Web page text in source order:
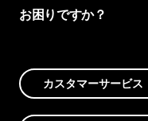
お困りですか？
カスタマーサービス